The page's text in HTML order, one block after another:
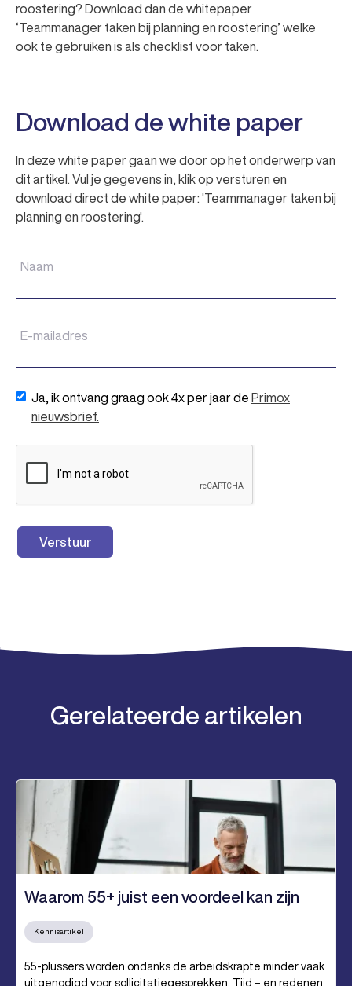
roostering? Download dan de whitepaper
‘Teammanager taken bij planning en roostering’ welke
ook te gebruiken is als checklist voor taken.
Download de white paper
In deze white paper gaan we door op het onderwerp van
dit artikel. Vul je gegevens in, klik op versturen en
download direct de white paper: 'Teammanager taken bij
planning en roostering'.
Ja, ik ontvang graag ook 4x per jaar de Primox
nieuwsbrief.
Gerelateerde artikelen
Waarom 55+ juist een voordeel kan zijn
Kennisartikel
55-plussers worden ondanks de arbeidskrapte minder vaak
uitgenodigd voor sollicitatiegesprekken. Tijd – en redenen